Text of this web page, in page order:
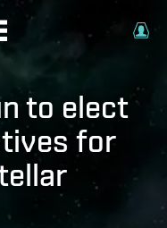
to elect
for